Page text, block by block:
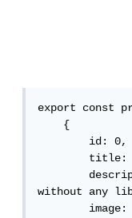
export const
    {
        id: 0,
        title: "Animated Navigation",
        description: 'animated navbar
without any
        image: '../../assets/project-